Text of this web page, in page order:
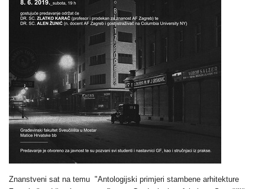
Znanstveni sat na temu "Antologijski primjeri stambene arhitekture